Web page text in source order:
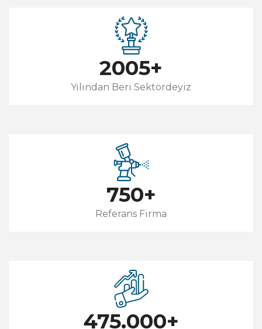
2005+
Yılından Beri Sektördeyiz
750+
Referans Firma
475.000+